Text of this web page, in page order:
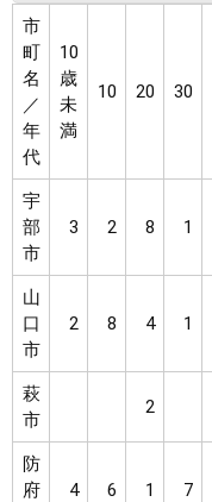
市
町
名
／
年
代
10
歳
未
満
10 20 30
宇
部
市
3 2 8 1
山
口
市
2 8 4 1
萩
市
2
防
府
4 6 1 7